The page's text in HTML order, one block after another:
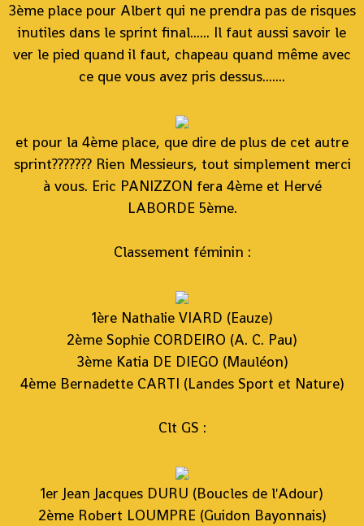
3ème place pour Albert qui ne prendra pas de risques
inutiles dans le sprint final...... Il faut aussi savoir le
ver le pied quand il faut, chapeau quand même avec
ce que vous avez pris dessus.......
et pour la 4ème place, que dire de plus de cet autre
sprint??????? Rien Messieurs, tout simplement merci
à vous. Eric PANIZZON fera 4ème et Hervé
LABORDE 5ème.
Classement féminin :
1ère Nathalie VIARD (Eauze)
2ème Sophie CORDEIRO (A. C. Pau)
3ème Katia DE DIEGO (Mauléon)
4ème Bernadette CARTI (Landes Sport et Nature)
Clt GS :
1er Jean Jacques DURU (Boucles de l'Adour)
2ème Robert LOUMPRE (Guidon Bayonnais)